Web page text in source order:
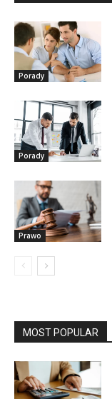
Porady
Porady
Prawo
MOST POPULAR